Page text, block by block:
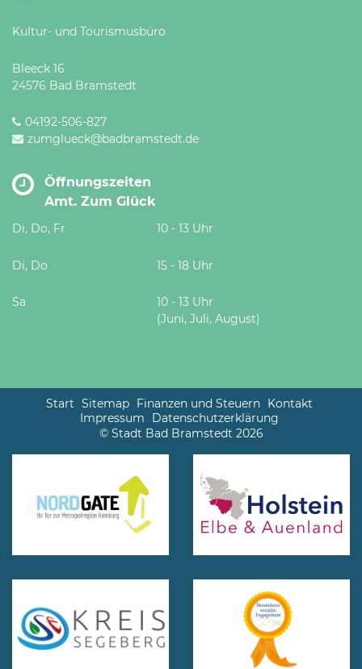
Kultur- und Tourismusbüro
Bleeck 16
24576 Bad Bramstedt
04192-506-827
zumglueck@badbramstedt.de
Öffnungszeiten
Amt. Zum Glück
Di, Do, Fr 10 - 13 Uhr
Di, Do 15 - 18 Uhr
Sa
10 - 13 Uhr
(Juni, Juli, August)
Start Sitemap Finanzen und Steuern Kontakt
Impressum
Datenschutzerklärung
© Stadt Bad Bramstedt 2026